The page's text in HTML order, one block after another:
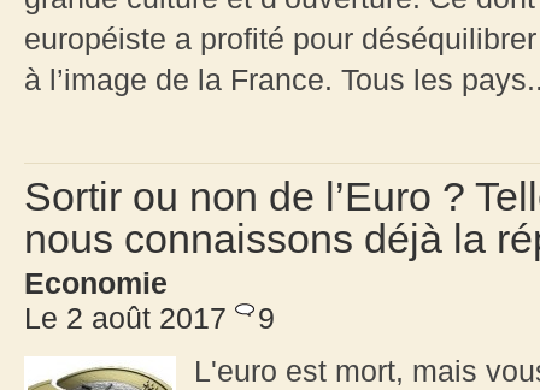
européiste a profité pour
à l’image de la France. Tous les
Sortir ou non de l’Euro ?
nous connaissons déjà la
Economie
Le 2 août 2017
9
L'euro est mort, mais